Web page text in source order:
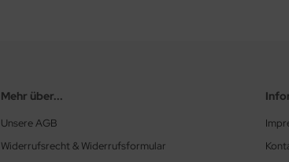
Mehr über...
Unsere AGB
Widerrufsrecht & Widerrufsformular